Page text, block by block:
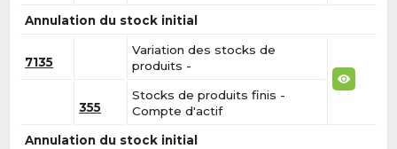
Annulation du stock initial
7135
Variation des stocks de
produits -
355
Stocks de produits finis -
Compte d'actif
Annulation du stock initial